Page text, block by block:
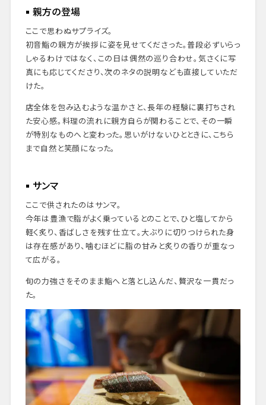
親方の登場
ここで思わぬサプライズ。
初音鮨の親方が挨拶に姿を見せてくださった。普段必ずいらっ
しゃるわけではなく、この日は偶然の巡り合わせ。気さくに写
真にも応じてくださり、次のネタの説明なども直接していただ
けた。
店全体を包み込むような温かさと、長年の経験に裏打ちされ
た安心感。料理の流れに親方自らが関わることで、その一瞬
が特別なものへと変わった。思いがけないひとときに、こちら
まで自然と笑顔になった。
サンマ
ここで供されたのはサンマ。
今年は豊漁で脂がよく乗っているとのことで、ひと塩してから
軽く炙り、香ばしさを残す仕立て。大ぶりに切りつけられた身
は存在感があり、噛むほどに脂の甘みと炙りの香りが重なっ
て広がる。
旬の力強さをそのまま鮨へと落とし込んだ、贅沢な一貫だっ
た。